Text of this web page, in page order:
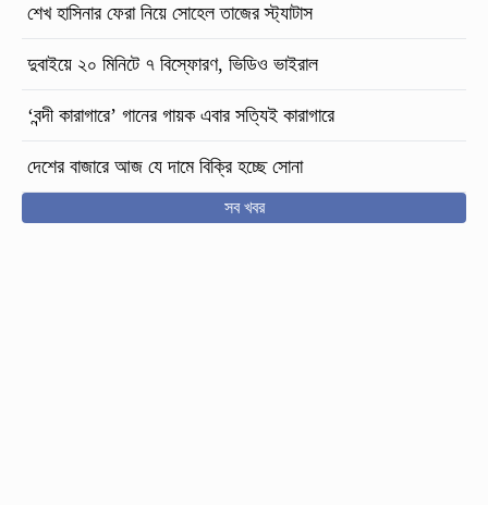
শেখ হাসিনার ফেরা নিয়ে সোহেল তাজের স্ট্যাটাস
দুবাইয়ে ২০ মিনিটে ৭ বিস্ফোরণ, ভিডিও ভাইরাল
‘বন্দী কারাগারে’ গানের গায়ক এবার সত্যিই কারাগারে
দেশের বাজারে আজ যে দামে বিক্রি হচ্ছে সোনা
সব খবর